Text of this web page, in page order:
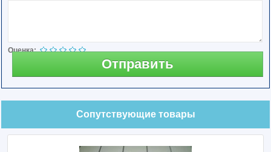
Оценка:
Отправить
Сопутствующие товары